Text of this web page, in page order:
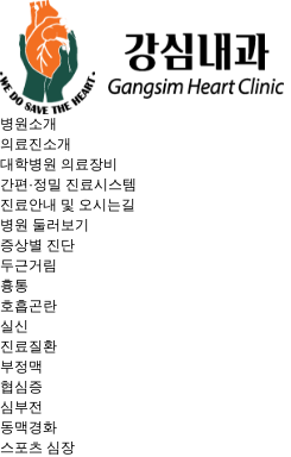
병원소개
의료진소개
대학병원 의료장비
간편·정밀 진료시스템
진료안내 및 오시는길
병원 둘러보기
증상별 진단
두근거림
흉통
호흡곤란
실신
진료질환
부정맥
협심증
심부전
동맥경화
스포츠 심장